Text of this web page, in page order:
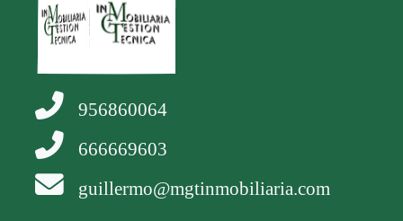
956860064
666669603
guillermo@mgtinmobiliaria.com